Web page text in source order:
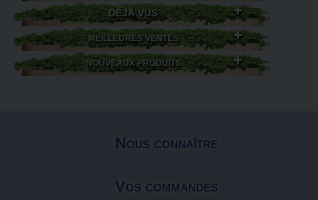
DÉJÀ VUS
MEILLEURES VENTES
NOUVEAUX PRODUITS
Nous connaître
Vos commandes